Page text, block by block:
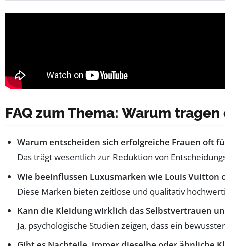
FAQ zum Thema: Warum
Warum entscheiden sich erfolgreiche Frauen oft
Das trägt wesentlich zur Reduktion von
Wie beeinflussen Luxusmarken wie Louis Vuitton
Diese Marken bieten zeitlose und qualitativ
Kann die Kleidung wirklich das Selbstvertrauen
Ja, psychologische Studien zeigen, dass ein